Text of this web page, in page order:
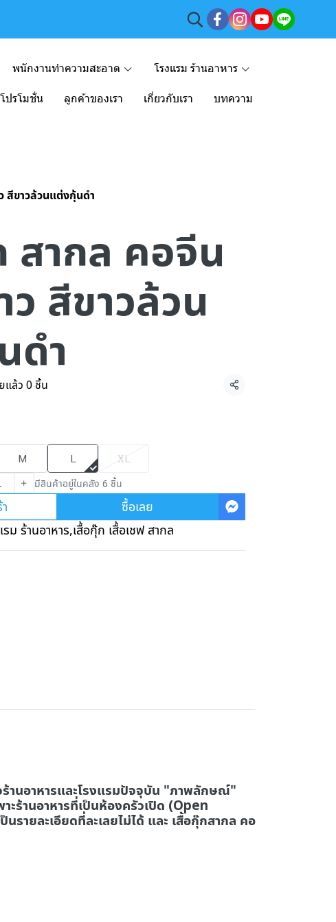
พนักงานทำความสะอาด โรงแรม ร้านอาหาร
โปรโมชั่น ลูกค้าของเรา เกี่ยวกับเรา บทความ
สีขาวล้วนแต่งกุ้นดำ
สากล คอจีน
สีขาวล้วน
ดำ
แล้ว 0 ชิ้น แชร์
M L XL
มีสินค้าอยู่ในคลัง 6 ชิ้น
ซื้อเลย
ม ร้านอาหาร,เสื้อกุ๊ก เสื้อเชฟ สากล
านอาหารและโรงแรมปัจจุบัน "ภาพลักษณ์"
ะร้านอาหารที่เป็นห้องครัวเปิด (Open
ายละเอียดที่ละเลยไม่ได้ และ เสื้อกุ๊กสากล คอ